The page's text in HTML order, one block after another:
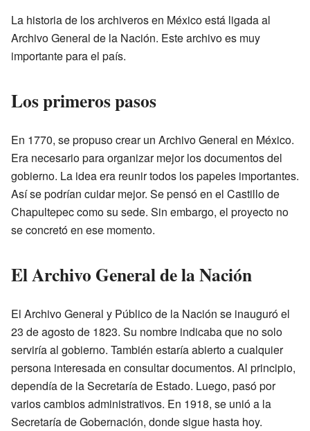
La historia de los archiveros en México está ligada al
Archivo General de la Nación. Este archivo es muy
importante para el país.
Los primeros pasos
En 1770, se propuso crear un Archivo General en México.
Era necesario para organizar mejor los documentos del
gobierno. La idea era reunir todos los papeles importantes.
Así se podrían cuidar mejor. Se pensó en el Castillo de
Chapultepec como su sede. Sin embargo, el proyecto no
se concretó en ese momento.
El Archivo General de la Nación
El Archivo General y Público de la Nación se inauguró el
23 de agosto de 1823. Su nombre indicaba que no solo
serviría al gobierno. También estaría abierto a cualquier
persona interesada en consultar documentos. Al principio,
dependía de la Secretaría de Estado. Luego, pasó por
varios cambios administrativos. En 1918, se unió a la
Secretaría de Gobernación, donde sigue hasta hoy.